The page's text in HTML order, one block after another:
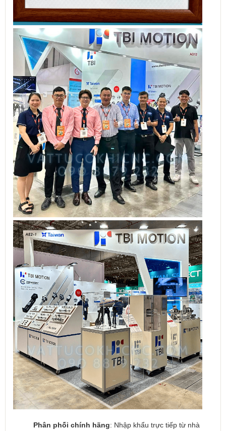
Phân phối chính hãng: Nhập khẩu trực tiếp từ nhà